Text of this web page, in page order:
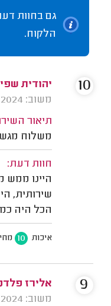
גם בחוות
הלקוח.
יהודית
משוב: 12/12/2024
תיאור
משלוח
חוות דעת:
היינו ממש
שירותית,
הכל היה
איכות 10
10
אלירז
משוב: 29/08/2024
9